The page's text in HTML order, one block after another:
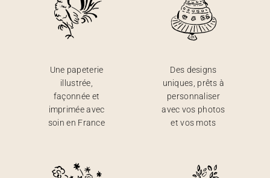
Une papeterie
illustrée,
façonnée et
imprimée avec
soin en France
Des designs
uniques, prêts à
personnaliser
avec vos photos
et vos mots